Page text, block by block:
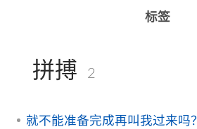
标签
拼搏 2
就不能准备完成再叫我过来吗？